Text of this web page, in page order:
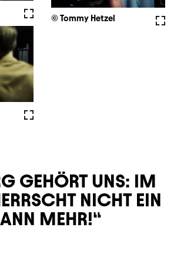
Vollbild
© Tommy Hetzel
Vollbild
GEHÖRT UNS: IM
NICHT EIN
MEHR!